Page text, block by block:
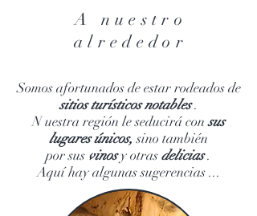
A nuestro
alrededor
Somos afortunados de estar rodeados de
sitios turísticos notables.
Nuestra región le seduciráconsus
lugares únicos, sino también
por sus vinosy otrasdelicias.
Aquí hay algunas sugerencias ...